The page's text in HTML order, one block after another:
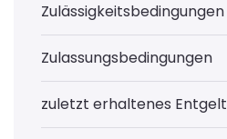
Zulässigkeitsbedingungen
Zulassungsbedingungen
zuletzt erhaltenes Entgelt